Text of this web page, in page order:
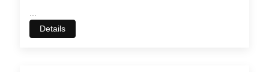
...
Details